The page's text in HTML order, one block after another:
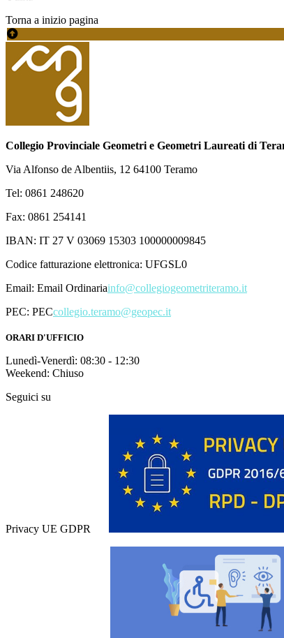
Torna a inizio pagina
Collegio Provinciale Geometri e Geometri Laureati di
Via Alfonso de Albentiis, 12 64100 Teramo
Tel: 0861 248620
Fax: 0861 254141
IBAN: IT 27 V 03069 15303 100000009845
Codice fatturazione elettronica: UFGSL0
Email: Email Ordinariainfo@collegiogeometriteramo.it
PEC: PECcollegio.teramo@geopec.it
ORARI D'UFFICIO
Lunedì-Venerdì: 08:30 - 12:30
Weekend: Chiuso
Seguici su
Privacy UE GDPR